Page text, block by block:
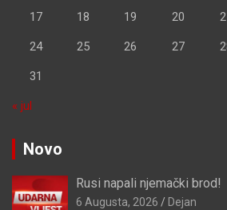
17 18 19 20
24 25 26 27
31
« jul
Novo
Rusi napali njemački brod!
6 Augusta, 2026 Dejan